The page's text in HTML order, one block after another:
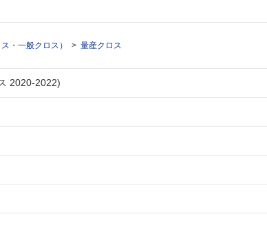
・一般クロス） 量産クロス
2020-2022)